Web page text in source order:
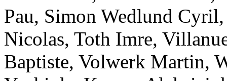
Pau, Simon Wedlund Cyril
Nicolas, Toth Imre,
Baptiste, Volwerk Martin,